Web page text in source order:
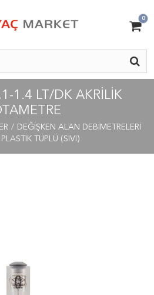
0
1.4 LT/DK AKRILIK
DEĞİŞKEN ALAN DEBİMETRELERİ
TÜPLÜ (SIVI)